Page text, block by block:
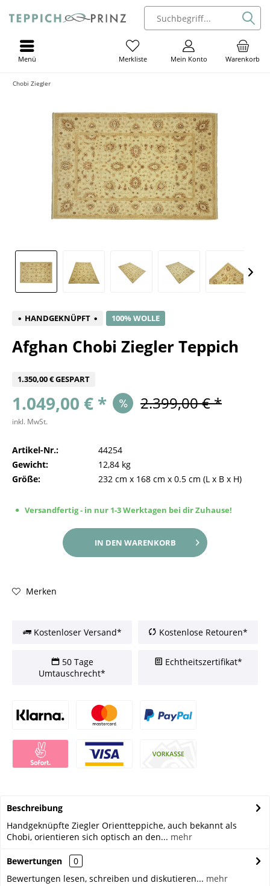
Warenkorb
Mein Konto
Merkliste
Menü
Chobi Ziegler
HANDGEKNÜPFT 100% WOLLE
Afghan Chobi Ziegler Teppich
1.350,00 € GESPART
1.049,00 € * 2.399,00 € *
inkl. MwSt.
Artikel-Nr.:
44254
Gewicht:
12,84 kg
Größe:
232 cm x 168 cm x 0.5 cm (L x B x H)
Versandfertig - in nur 1-3 Werktagen bei dir Zuhause!
IN DEN WARENKORB
Merken
Kostenloser Versand* Kostenlose Retouren*
50 Tage
Umtauschrecht*
Echtheitszertifikat*
Beschreibung
Handgeknüpfte Ziegler Orientteppiche, auch bekannt als
Chobi, orientieren sich optisch an den... mehr
Bewertungen
0
Bewertungen lesen, schreiben und diskutieren... mehr